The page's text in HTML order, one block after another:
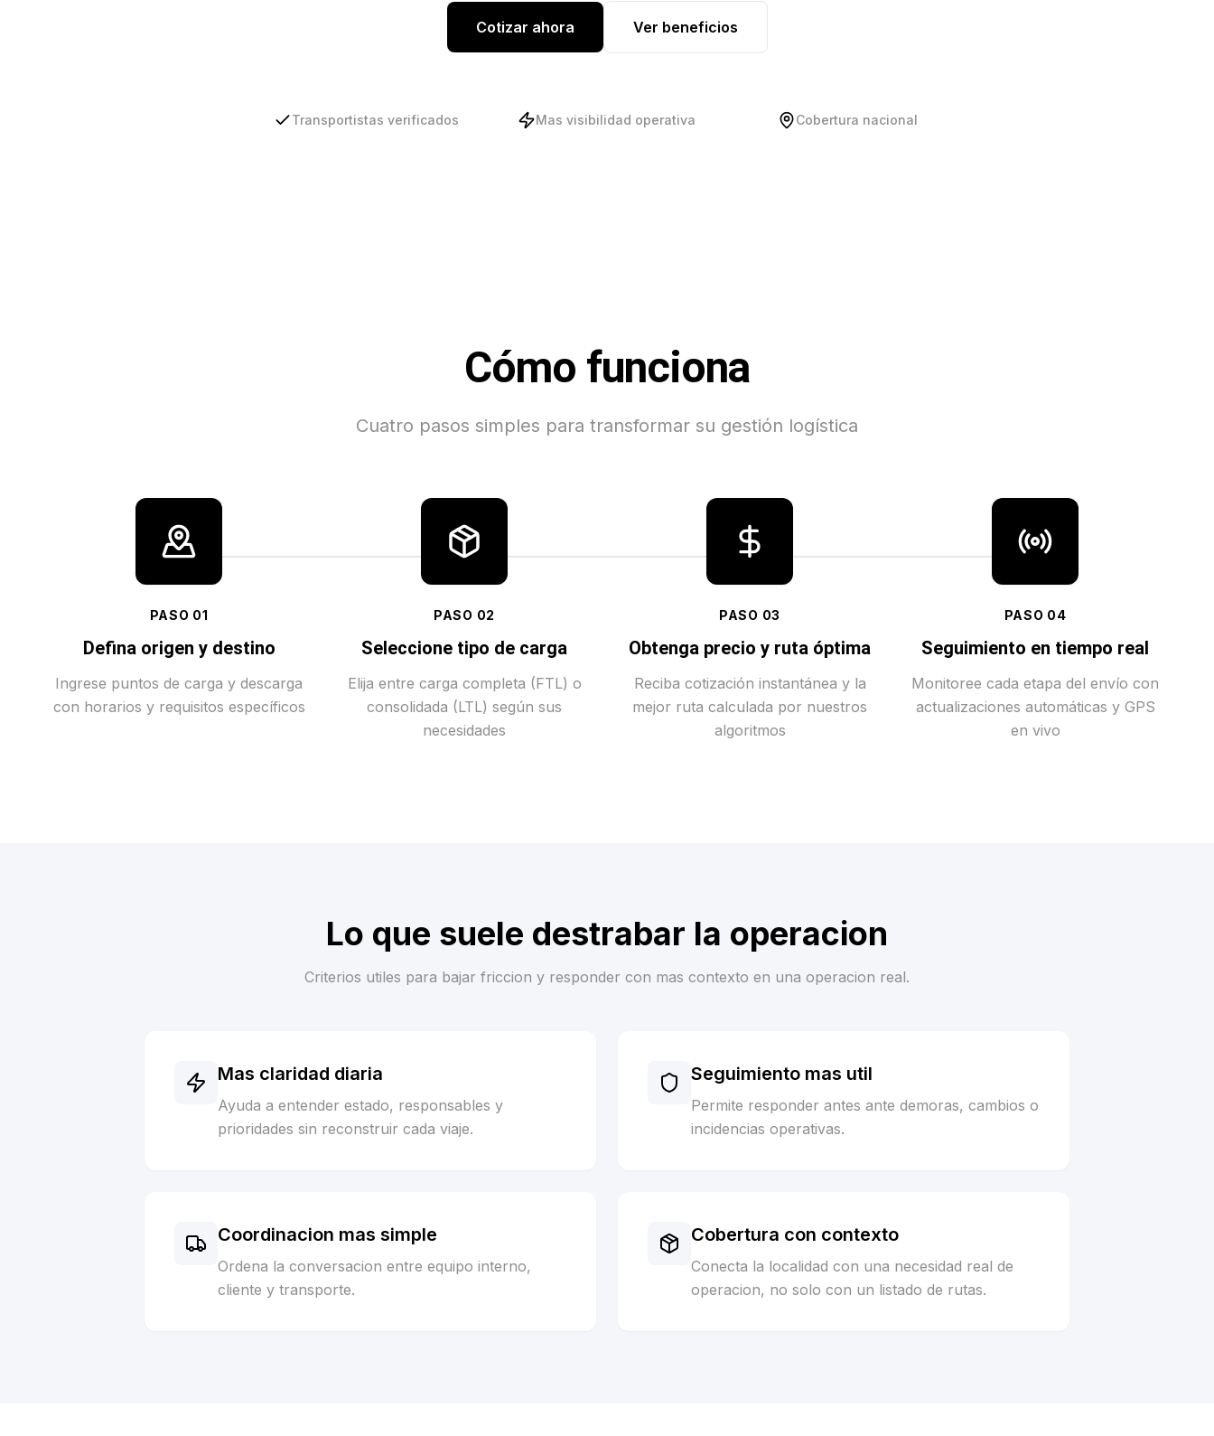
Cotizar ahora Ver beneficios
Transportistas verificados Mas visibilidad operativa Cobertura nacional
Cómo funciona
Cuatro pasos simples para transformar su gestión logística
PASO 01
Defina origen y destino
Ingrese puntos de carga y descarga
con horarios y requisitos específicos
PASO 02
Seleccione tipo de carga
Elija entre carga completa (FTL) o
consolidada (LTL) según sus
necesidades
PASO 03
Obtenga precio y ruta óptima
Reciba cotización instantánea y la
mejor ruta calculada por nuestros
algoritmos
PASO 04
Seguimiento en tiempo real
Monitoree cada etapa del envío con
actualizaciones automáticas y GPS
en vivo
Lo que suele destrabar la operacion
Criterios utiles para bajar friccion y responder con mas contexto en una operacion real.
Mas claridad diaria
Ayuda a entender estado, responsables y
prioridades sin reconstruir cada viaje.
Seguimiento mas util
Permite responder antes ante demoras, cambios o
incidencias operativas.
Coordinacion mas simple
Ordena la conversacion entre equipo interno,
cliente y transporte.
Cobertura con contexto
Conecta la localidad con una necesidad real de
operacion, no solo con un listado de rutas.